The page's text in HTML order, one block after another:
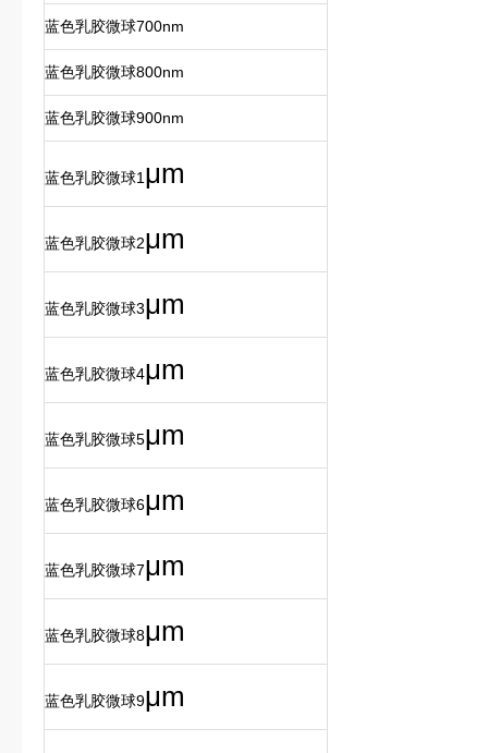
蓝色乳胶微球700nm
蓝色乳胶微球800nm
蓝色乳胶微球900nm
蓝色乳胶微球1 μm
蓝色乳胶微球2μm
蓝色乳胶微球3μm
蓝色乳胶微球4μm
蓝色乳胶微球5μm
蓝色乳胶微球6μm
蓝色乳胶微球7μm
蓝色乳胶微球8μm
蓝色乳胶微球9μm